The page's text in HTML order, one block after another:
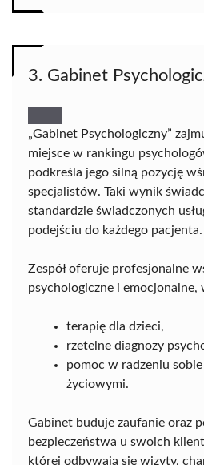
3. Gabinet
„Gabinet Psychologiczny”
miejsce w rankingu
podkreśla jego silną pozycję
specjalistów. Taki wynik
standardzie świadczonych
podejściu do każdego pacjenta.
Zespół oferuje profesjonalne
psychologiczne i emocjonalne,
terapię dla dzieci,
rzetelne diagnozy
pomoc w radzeniu
życiowymi.
Gabinet buduje zaufanie oraz
bezpieczeństwa u swoich
której odbywają się wizyty,